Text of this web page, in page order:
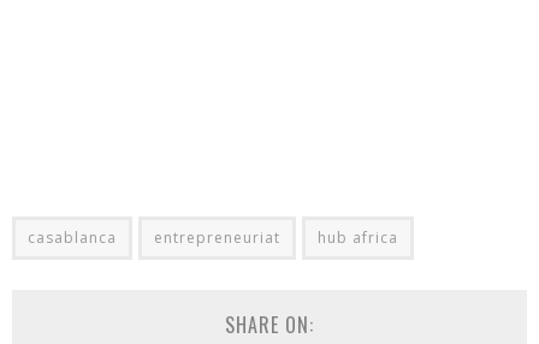
casablanca entrepreneuriat hub africa
SHARE ON: